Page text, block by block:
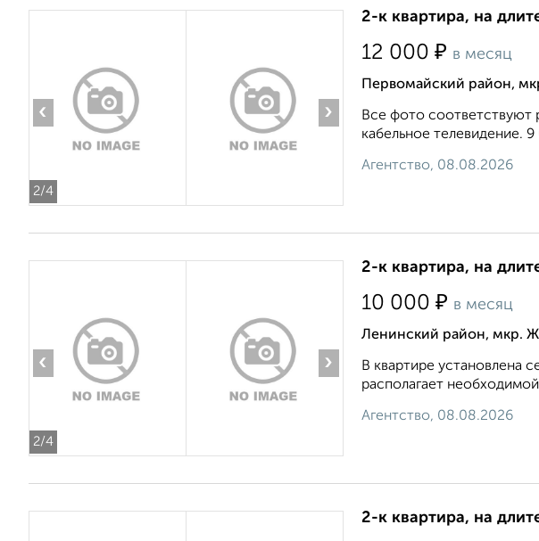
2/4
‹ ›
2-к квартира, на
12 000 ₽ в месяц
Первомайский район,
Все фото соответствуют
кабельное телевидение. 9
Агентство, 08.08.2026
2/4
‹ ›
2-к квартира, на
10 000 ₽ в месяц
Ленинский район, мкр.
В квартире установлена
располагает
Агентство, 08.08.2026
2-к квартира, на